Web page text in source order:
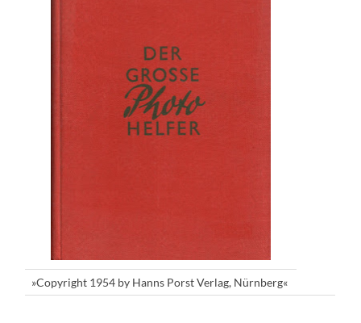
»Copyright 1954 by Hanns Porst Verlag, Nürnberg«